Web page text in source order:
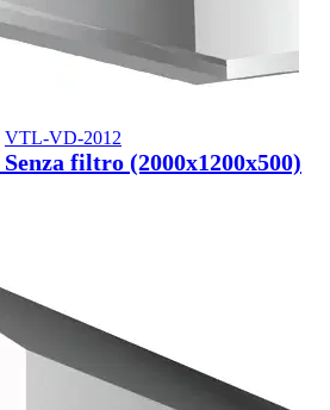
VTL-VD-2012
filtro (2000x1200x500)